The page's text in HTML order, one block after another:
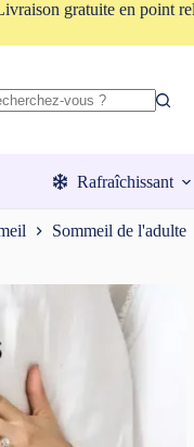
gratuite en point
Rafraîchissant
Sommeil de l'adulte